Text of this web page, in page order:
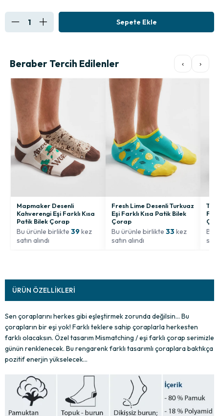
Beraber Tercih Edilenler ‹ ›
Mapmaker Desenli
Kahverengi Eşi Farklı Kısa
Patik Bilek Çorap
Bu ürünle birlikte 39kez
satın alındı
Fresh Lime Desenli Turkuaz
Eşi Farklı Kısa Patik Bilek
Çorap
Bu ürünle birlikte 33 kez
satın alındı
Bu
ÜRÜN ÖZELLIKLERI
Sen çoraplarını herkes gibi eşleştirmek zorunda değilsin… Bu
çorapların bir eşi yok! Farklı teklere sahip çoraplarla herkesten
farklı olacaksın. Özel tasarım Mismatching / eşi farklı çorap serimizle
günün renklenecek. Bu rengarenk farklı tasarımlı çoraplara baktıkça
pozitif enerjin yükselecek…